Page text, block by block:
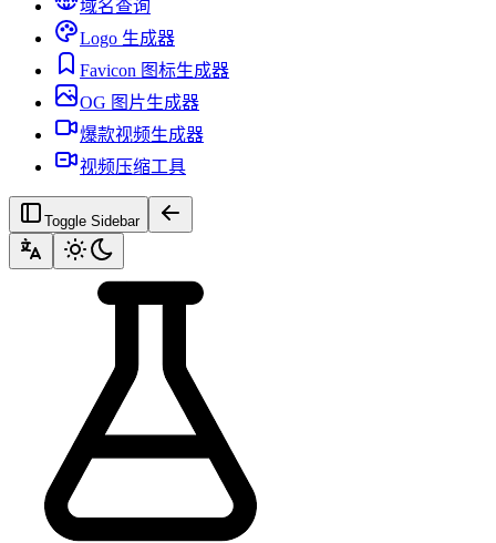
域名查询
Logo 生成器
Favicon 图标生成器
OG 图片生成器
爆款视频生成器
视频压缩工具
Toggle Sidebar